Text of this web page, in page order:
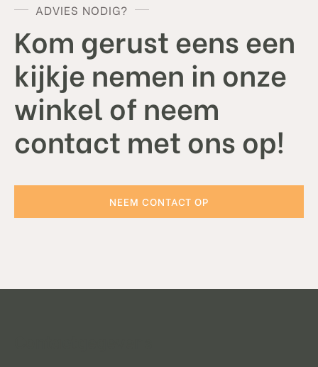
ADVIES NODIG?
Kom gerust eens een
kijkje nemen in onze
winkel of neem
contact met ons op!
NEEM CONTACT OP